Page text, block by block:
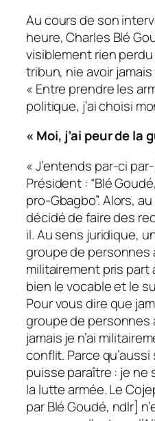
Au cours de son
heure, Charles Blé
visiblement rien
tribun, nie avoir
« Entre prendre les
politique, j’ai choisi
« Moi, j’ai peur de la
«J’entends par-ci
Président : “Blé
pro-Gbagbo”. Alors,
décidé de faire des
il.Au sens juridique,
groupe de personnes
militairement pris part
bien le vocable et le
Pour vous dire que
groupe de personnes
jamais je n’ai
conflit. Parce
puisse paraître : je ne
la lutte armée. Le
par Blé Goudé, ndlr]